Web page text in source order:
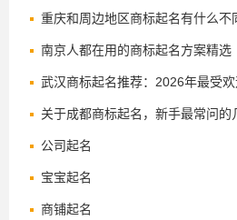
重庆和周边地区商标起名有什么不
南京人都在用的商标起名方案精选
武汉商标起名推荐：2026年最受
关于成都商标起名，新手最常问的
公司起名
宝宝起名
商铺起名